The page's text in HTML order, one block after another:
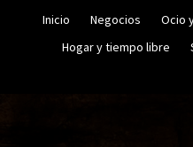
Inicio Negocios Ocio
Hogar y tiempo libre